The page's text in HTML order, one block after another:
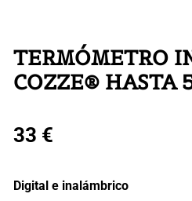
TERMÓMETRO
COZZE® HASTA
33 €
Digital e inalámbrico